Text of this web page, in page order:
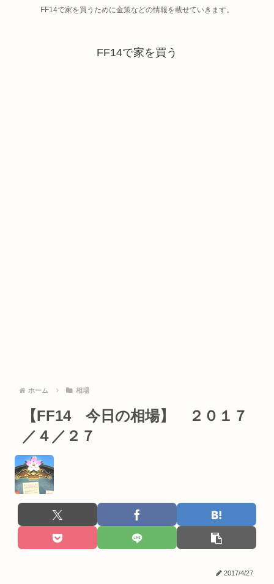
FF14で家を買うために金策などの情報を載せていきます。
FF14で家を買う
ホーム 相場
【FF14 今日の相場】 ２０１７
／４／２７
2017/4/27